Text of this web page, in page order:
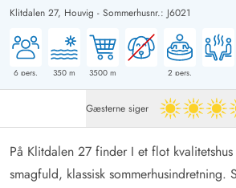
Klitdalen 27, Houvig - Sommerhusnr.: J6021
6 pers. 350 m 3500 m 2 pers.
Gæsterne siger 4.5
På Klitdalen 27 finder I et flot
smagfuld, klassisk sommerhusindretning.